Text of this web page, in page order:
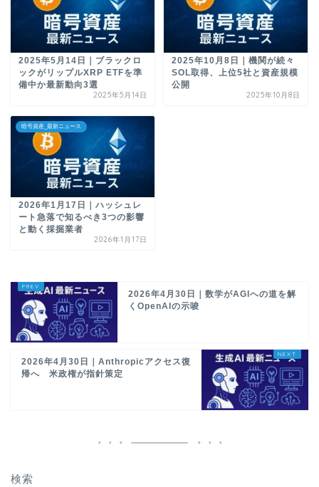
2025年5月14日｜ブラックロ
ックがリップルXRP ETFを準
備中か最新動向3選
2025年5月14日
2025年10月8日｜機関が続々
SOL取得、上位5社と資産規模
公開
2025年10月8日
暗号資産_最新ニュース
2026年1月17日｜ハッシュレ
ート急落で知るべき3つの影響
と動く採掘業者
2026年1月17日
2026年4月30日｜数学がAGIへの道を解
くOpenAIの示唆
2026年4月30日｜Anthropicアクセス復
帰へ 米政権が指針策定
検索